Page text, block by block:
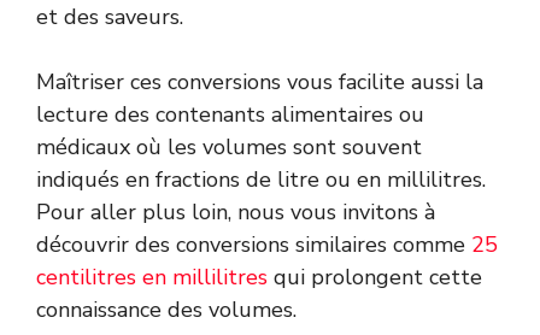
et des saveurs.
Maîtriser ces conversions vous facilite aussi la
lecture des contenants alimentaires ou
médicaux où les volumes sont souvent
indiqués en fractions de litre ou en millilitres.
Pour aller plus loin, nous vous invitons à
découvrir des conversions similaires comme 25
centilitres en millilitres qui prolongent cette
connaissance des volumes.